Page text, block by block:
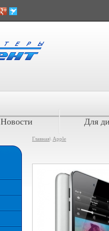
Новости
Для
Главная\ Apple